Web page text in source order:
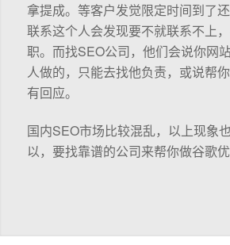
拿提成。等客户发觉限定时间到了
联系这个人会发现要不就联系不上
职。而找SEO公司，他们会说你网
人做的，只能去找他负责，或说帮
有回应。
国内SEO市场比较混乱，以上现象
以，要找靠谱的公司来帮你做谷歌优